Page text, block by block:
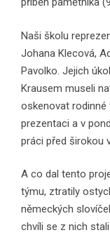
Naši školu
Johana Klecová,
Pavolko. Jejich
Krausem museli
oskenovat
prezentaci a v
práci před širokou
A co dal tento
týmu, ztratily
německých
chvíli se z nich